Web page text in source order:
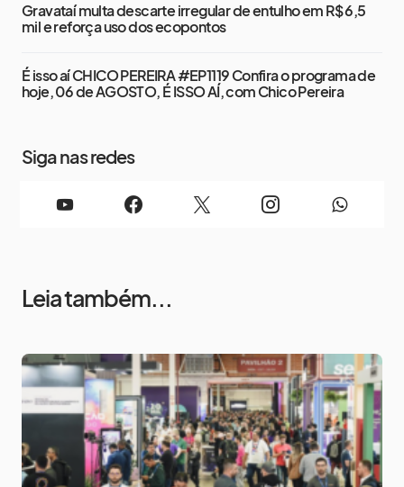
Gravataí multa descarte irregular de entulho em R$ 6,5
mil e reforça uso dos ecopontos
É isso aí CHICO PEREIRA #EP1119 Confira o programa de
hoje, 06 de AGOSTO, É ISSO AÍ, com Chico Pereira
Siga nas redes
Leia também...